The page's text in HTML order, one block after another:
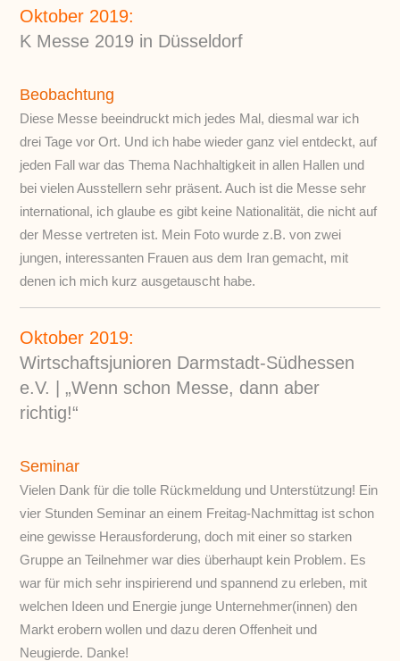
Oktober 2019:
K Messe 2019 in Düsseldorf
Beobachtung
Diese Messe beeindruckt mich jedes Mal, diesmal war ich
drei Tage vor Ort. Und ich habe wieder ganz viel entdeckt, auf
jeden Fall war das Thema Nachhaltigkeit in allen Hallen und
bei vielen Ausstellern sehr präsent. Auch ist die Messe sehr
international, ich glaube es gibt keine Nationalität, die nicht auf
der Messe vertreten ist. Mein Foto wurde z.B. von zwei
jungen, interessanten Frauen aus dem Iran gemacht, mit
denen ich mich kurz ausgetauscht habe.
Oktober 2019:
Wirtschaftsjunioren Darmstadt-Südhessen
e.V. | „Wenn schon Messe, dann aber
richtig!“
Seminar
Vielen Dank für die tolle Rückmeldung und Unterstützung! Ein
vier Stunden Seminar an einem Freitag-Nachmittag ist schon
eine gewisse Herausforderung, doch mit einer so starken
Gruppe an Teilnehmer war dies überhaupt kein Problem. Es
war für mich sehr inspirierend und spannend zu erleben, mit
welchen Ideen und Energie junge Unternehmer(innen) den
Markt erobern wollen und dazu deren Offenheit und
Neugierde. Danke!